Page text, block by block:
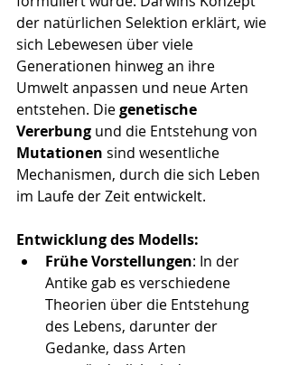
der natürlichen Selektion erklärt, wie
sich Lebewesen über viele
Generationen hinweg an ihre
Umwelt anpassen und neue Arten
entstehen. Die genetische
Vererbung und die Entstehung von
Mutationen sind wesentliche
Mechanismen, durch die sich Leben
im Laufe der Zeit entwickelt.
Entwicklung des Modells:
Frühe Vorstellungen: In der
Antike gab es verschiedene
Theorien über die Entstehung
des Lebens, darunter der
Gedanke, dass Arten